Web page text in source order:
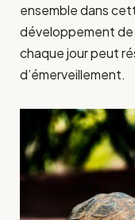
ensemble dans
développement
chaque jour peut
d’émerveillement.